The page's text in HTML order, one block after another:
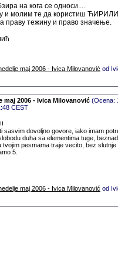
на кога се односи....
и молим те да користиш
праву тежину и право значење.
maj 2006 - Ivica Milovanović od
maj 2006 - Ivica Milovanović (Ocena:
CEST
dovoljno govore, iako imam
duha sa elementima tuge,
pesmama traje vecito, bez
5.
maj 2006 - Ivica Milovanović od